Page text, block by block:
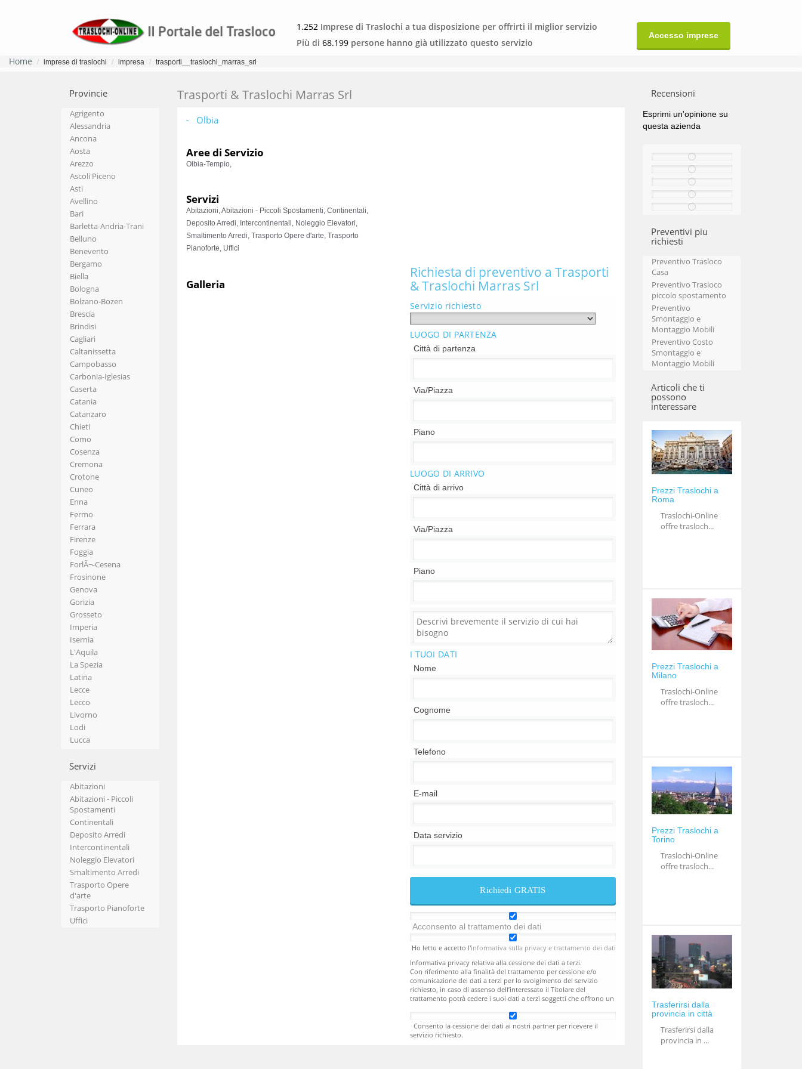
1.252 Imprese di Traslochi a tua disposizione per offrirti il miglior servizio
Più di 68.199 persone hanno già utilizzato questo servizio
Accesso imprese
Home imprese di traslochi impresa trasporti__traslochi_marras_srl
Provincie
Agrigento
Alessandria
Ancona
Aosta
Arezzo
Ascoli Piceno
Asti
Avellino
Bari
Barletta-Andria-Trani
Belluno
Benevento
Bergamo
Biella
Bologna
Bolzano-Bozen
Brescia
Brindisi
Cagliari
Caltanissetta
Campobasso
Carbonia-Iglesias
Caserta
Catania
Catanzaro
Chieti
Como
Cosenza
Cremona
Crotone
Cuneo
Enna
Fermo
Ferrara
Firenze
Foggia
ForlÃ¬-Cesena
Frosinone
Genova
Gorizia
Grosseto
Imperia
Isernia
L'Aquila
La Spezia
Latina
Lecce
Lecco
Livorno
Lodi
Lucca
Mantova
Matera
Medio Campidano
Messina
Milano
Modena
Monza e della Brianza
Napoli
Novara
Nuoro
Olbia-Tempio
Servizi
Abitazioni
Abitazioni - Piccoli
Spostamenti
Continentali
Deposito Arredi
Intercontinentali
Noleggio Elevatori
Smaltimento Arredi
Trasporto Opere
d'arte
Trasporto Pianoforte
Uffici
Trasporti & Traslochi Marras Srl
- Olbia
Aree di Servizio
Olbia-Tempio,
Servizi
Abitazioni, Abitazioni - Piccoli Spostamenti, Continentali,
Deposito Arredi, Intercontinentali, Noleggio Elevatori,
Smaltimento Arredi, Trasporto Opere d'arte, Trasporto
Pianoforte, Uffici
Galleria
Richiesta di preventivo a Trasporti
& Traslochi Marras Srl
Servizio richiesto
LUOGO DI PARTENZA
Città di partenza
Via/Piazza
Piano
LUOGO DI ARRIVO
Città di arrivo
Via/Piazza
Piano
I TUOI DATI
Nome
Cognome
Telefono
E-mail
Data servizio
Acconsento al trattamento dei dati
Ho letto e accetto l'informativa sulla privacy e trattamento dei dati
Informativa privacy relativa alla cessione dei dati a terzi.
Con riferimento alla finalità del trattamento per cessione e/o
comunicazione dei dati a terzi per lo svolgimento del servizio
richiesto, in caso di assenso dell’interessato il Titolare del
trattamento potrà cedere i suoi dati a terzi soggetti che offrono un
in relazione l'interessato che ha richiesto un preventivo per un
lavoro o un servizio con aziende e professionisti suscettibili di
rispondere alla sua richiesta.
Consento la cessione dei dati ai nostri partner per ricevere il
servizio richiesto.
Recensioni
Esprimi un'opinione su
questa azienda
Preventivi piu
richiesti
Preventivo Trasloco
Casa
Preventivo Trasloco
piccolo spostamento
Preventivo
Smontaggio e
Montaggio Mobili
Preventivo Costo
Smontaggio e
Montaggio Mobili
Articoli che ti
possono
interessare
Prezzi Traslochi a
Roma
Traslochi-Online
offre trasloch...
Prezzi Traslochi a
Milano
Traslochi-Online
offre trasloch...
Prezzi Traslochi a
Torino
Traslochi-Online
offre trasloch...
Trasferirsi dalla
provincia in città
Trasferirsi dalla
provincia in ...